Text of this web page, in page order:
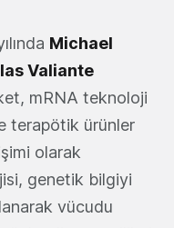
Michael
Valiante
mRNA teknoloji
terapötik ürünler
olarak
genetik bilgiyi
vücudu